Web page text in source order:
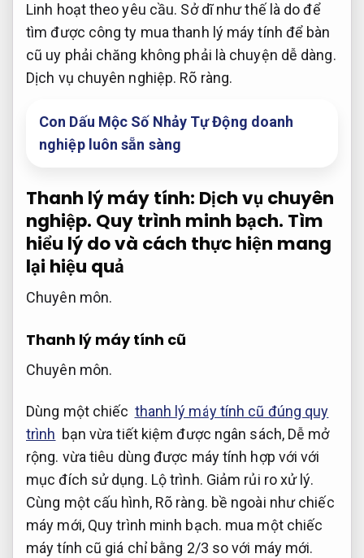
Linh hoạt theo yêu cầu. Sở dĩ như thế là do để
tìm được công ty mua thanh lý máy tính để bàn
cũ uy phải chăng không phải là chuyện dễ dàng.
Dịch vụ chuyên nghiệp. Rõ ràng.
Con Dấu Mộc Số Nhảy Tự Động doanh
nghiệp luôn sẵn sàng
Thanh lý máy tính: Dịch vụ chuyên
nghiệp. Quy trình minh bạch. Tìm
hiểu lý do và cách thực hiện mang
lại hiệu quả
Chuyên môn.
Thanh lý máy tính cũ
Chuyên môn.
Dùng một chiếc thanh lý máy tính cũ đúng quy
trình bạn vừa tiết kiệm được ngân sách, Dễ mở
rộng. vừa tiêu dùng được máy tính hợp với với
mục đích sử dụng. Lộ trình. Giảm rủi ro xử lý.
Cùng một cấu hình, Rõ ràng. bề ngoài như chiếc
máy mới, Quy trình minh bạch. mua một chiếc
máy tính cũ giá chỉ bằng 2/3 so với máy mới.